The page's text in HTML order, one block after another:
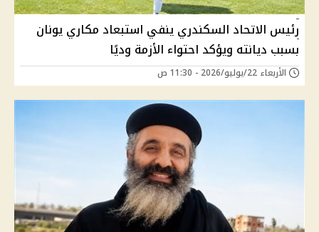
رئيس الاتحاد السكندري ينفي استبعاد مكاري يونان
بسبب ديانته ويؤكد احتواء الأزمة وديًا
الأربعاء 22/يوليو/2026 - 11:30 ص